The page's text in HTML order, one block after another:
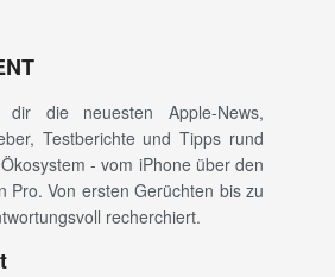
dir die neuesten Apple-News,
Testberichte und Tipps rund
- vom iPhone über den
Pro. Von ersten Gerüchten bis zu
recherchiert.